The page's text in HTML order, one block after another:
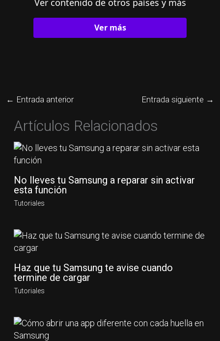
Ver contenido de otros países y más
Ver más
← Entrada anterior Entrada siguiente →
Artículos Relacionados
No lleves tu Samsung a reparar sin activar
esta función
Tutoriales
Haz que tu Samsung te avise cuando
termine de cargar
Tutoriales